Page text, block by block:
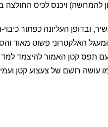
ויכנס לכיס החולצה
ובדופן העליונה כפתור
האלקטרוני פשוט מאוד
עם תפס קטן האמור להיצמד
רושם של צעצוע קטן